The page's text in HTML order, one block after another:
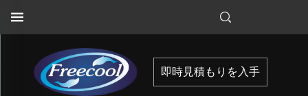
即時見積もりを入手